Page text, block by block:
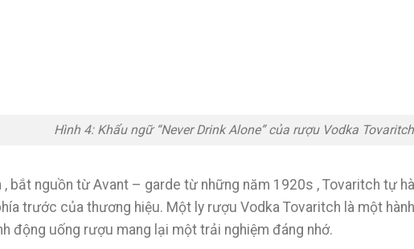
Hình 4: Khẩu ngữ “Never Drink Alone” của rượu Vodka Tovaritch
bắt nguồn từ Avant – garde từ những năm 1920s , Tovaritch tự
trước của thương hiệu. Một ly rượu Vodka Tovaritch là một
động uống rượu mang lại một trải nghiệm đáng nhớ.